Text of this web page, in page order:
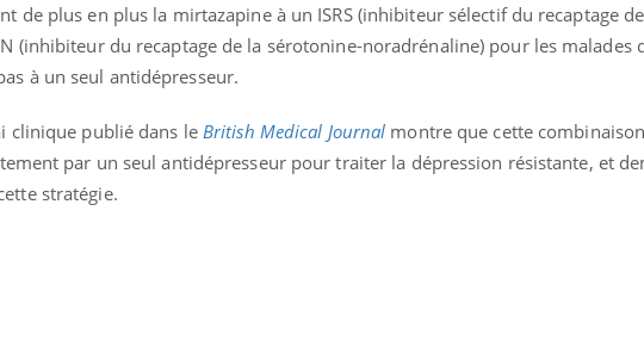
de plus en plus la mirtazapine à un ISRS (inhibiteur sélectif du recaptage
(inhibiteur du recaptage de la sérotonine-noradrénaline) pour les malades
à un seul antidépresseur.
clinique publié dans le British Medical Journal montre que cette
par un seul antidépresseur pour traiter la dépression résistante, et
stratégie.
vacances, elle reste dans
le coma pendant 42 jours
une
les